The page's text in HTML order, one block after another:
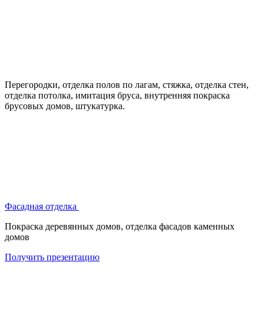
Перегородки, отделка полов по лагам, стяжка, отделка стен,
отделка потолка, имитация бруса, внутренняя покраска
брусовых домов, штукатурка.
Фасадная отделка
Покраска деревянных домов, отделка фасадов каменных
домов
Получить презентацию